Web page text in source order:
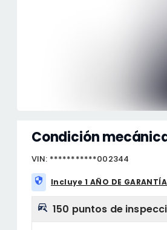
Condición
VIN: ***********002344
Incluye 1 AÑO DE GARANTÍA
150 puntos de